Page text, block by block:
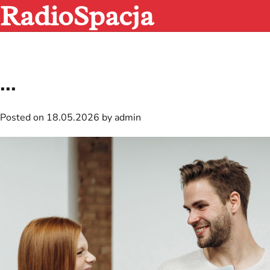
Skip
to
content
RadioSpacja
...
Posted on 18.05.2026 by admin